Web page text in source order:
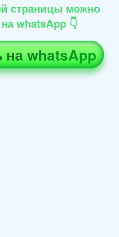
страницы можно
whatsApp 👇
на whatsApp